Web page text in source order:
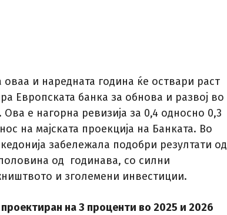
оваа и наредната година ќе оствари раст
Европската банка за обнова и развој во
Ова е нагорна ревизија за 0,4 односно 0,3
на мајската проекција на Банката. Во
забележала подобри резултати од
од годинава, со силни
и зголемени инвестиции.
на 3 проценти во 2025 и 2026